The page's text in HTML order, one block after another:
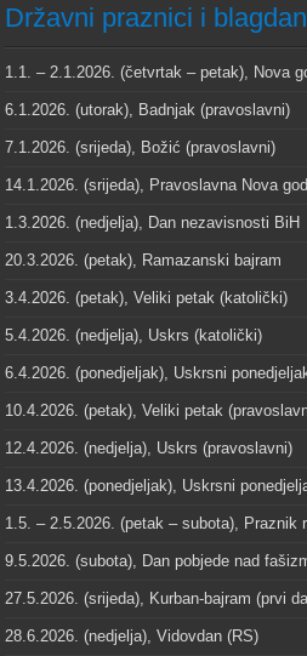
Državni praznici i
1.1. – 2.1.2026. (četvrtak – petak), Nova
6.1.2026. (utorak), Badnjak (pravoslavni)
7.1.2026. (srijeda), Božić (pravoslavni)
14.1.2026. (srijeda), Pravoslavna Nova
1.3.2026. (nedjelja), Dan nezavisnosti BiH
20.3.2026. (petak), Ramazanski bajram
3.4.2026. (petak), Veliki petak (katolički)
5.4.2026. (nedjelja), Uskrs (katolički)
6.4.2026. (ponedjeljak), Uskrsni
10.4.2026. (petak), Veliki petak
12.4.2026. (nedjelja), Uskrs (pravoslavni)
13.4.2026. (ponedjeljak), Uskrsni
1.5. – 2.5.2026. (petak – subota), Praznik
9.5.2026. (subota), Dan pobjede nad
27.5.2026. (srijeda), Kurban-bajram (prvi
28.6.2026. (nedjelja), Vidovdan (RS)